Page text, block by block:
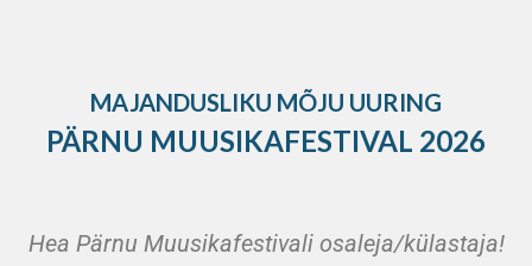
MAJANDUSLIKU MÕJU UURING
PÄRNU MUUSIKAFESTIVAL 2026
Hea Pärnu Muusikafestivali osaleja/külastaja!